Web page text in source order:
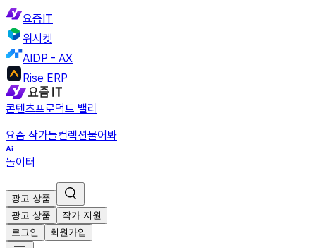
요즘IT
위시켓
AIDP - AX
Rise ERP
콘텐츠프로덕트 밸리
요즘 작가들컬렉션물어봐
놀이터
광고 상품
광고 상품
작가 지원
로그인
회원가입